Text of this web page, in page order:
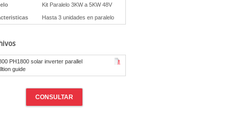
Kit Paralelo 3KW a 5KW 48V
Hasta 3 unidades en paralelo
PH1800 solar inverter parallel
guide
CONSULTAR